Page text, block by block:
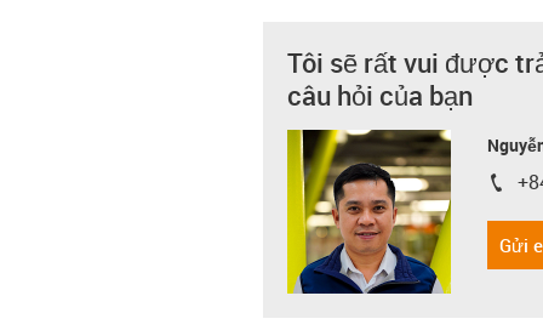
Tôi sẽ rất vui được
câu hỏi của bạn
igus-
Gửi